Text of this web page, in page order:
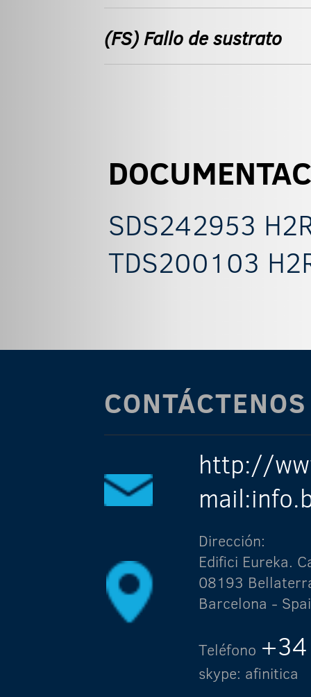
(FS) Fallo de sustrato
SDS242953
TDS200103
CONTÁCTENOS
http://
Dirección:
Edifici Eureka.
08193
Barcelona -
Teléfono
skype: afinitica